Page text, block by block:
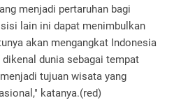
menjadi pertaruhan bagi
lain ini dapat menimbulkan
akan mengangkat Indonesia
dunia sebagai tempat
tujuan wisata yang
katanya.(red)